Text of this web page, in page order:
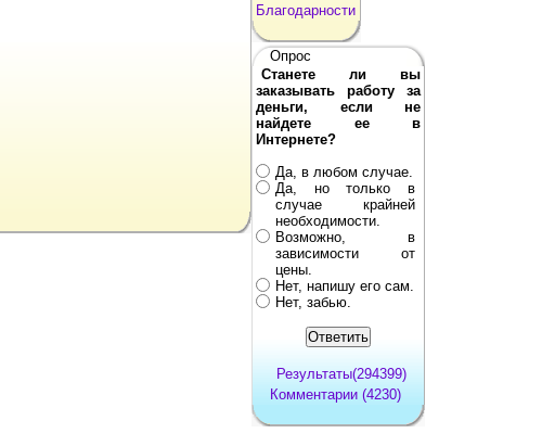
Благодарности
Опрос
Станете ли вы
заказывать работу за
деньги, если не
найдете ее в
Интернете?
Да, в любом случае.
Да, но только в
случае крайней
необходимости.
Возможно, в
зависимости от
цены.
Нет, напишу его сам.
Нет, забью.
Результаты(294399)
Комментарии (4230)